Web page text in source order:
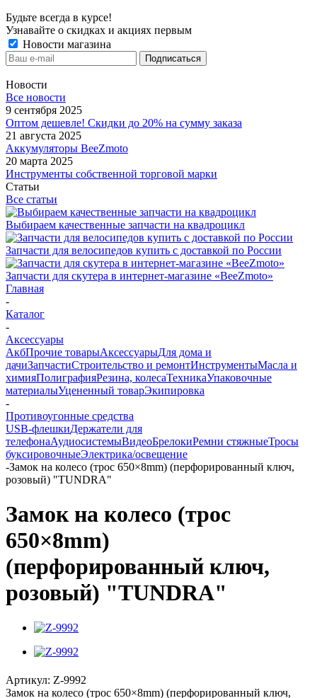
Будьте всегда в курсе!
Узнавайте о скидках и акциях первым
Новости магазина
Новости
Все новости
9 сентября 2025
Оптом дешевле! Скидки до 20% на сумму заказа
21 августа 2025
Аккумуляторы BeeZmoto
20 марта 2025
Инструменты собственной торговой марки
Статьи
Все статьи
Выбираем качественные запчасти на квадроцикл
Запчасти для велосипедов купить с доставкой по России
Запчасти для скутера в интернет-магазине «BeeZmoto»
Главная
-
Каталог
-
Аксессуары
АкбПрочие товарыАксессуарыДля дома и
дачиЗапчастиСтроительство и ремонтИнструментыМасла и
химияПолиграфияРезина, колесаТехникаУпаковочные
материалыУцененный товарЭкипировка
-
Противоугонные средства
USB-флешкиДержатели для
телефонаАудиосистемыВидеоБрелокиРемни стяжныеТросы
буксировочныеЭлектрика/освещение
-Замок на колесо (трос 650×8mm) (перфорированный ключ,
розовый) "TUNDRA"
Замок на колесо (трос
650×8mm)
(перфорированный ключ,
розовый) "TUNDRA"
Артикул: Z-9992
Замок на колесо (трос 650×8mm) (перфорированный ключ,